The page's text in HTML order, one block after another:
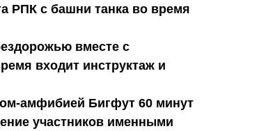
РПК с башни танка во время
вместе с
входит инструктаж и
амфибией Бигфут 60 минут
участников именными